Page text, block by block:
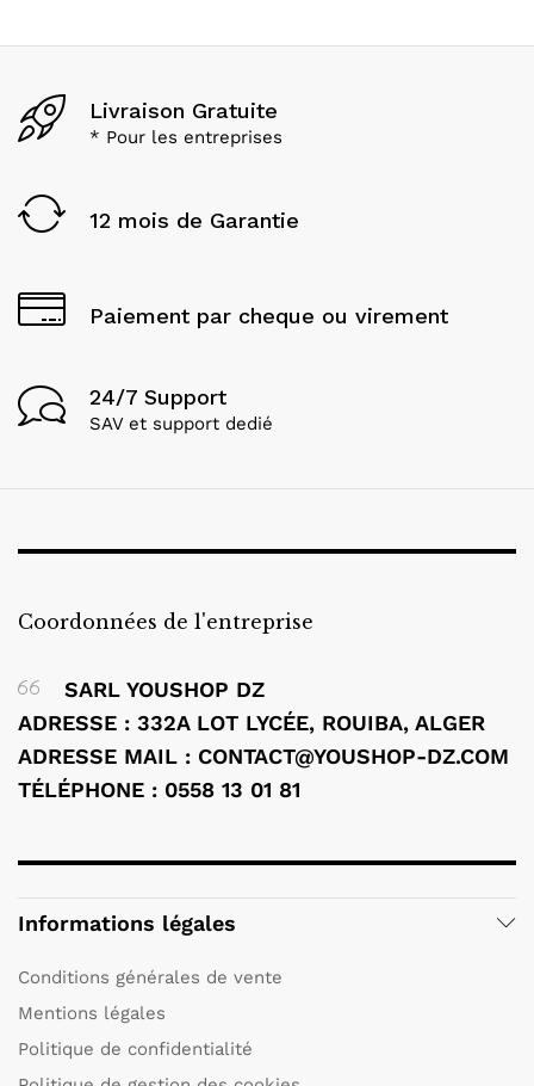
Livraison Gratuite
* Pour les entreprises
12 mois de Garantie
Paiement par cheque ou virement
24/7 Support
SAV et support dedié
Coordonnées de l'entreprise
SARL YOUSHOP DZ
ADRESSE : 332A LOT LYCÉE, ROUIBA, ALGER
ADRESSE MAIL : CONTACT@YOUSHOP-DZ.COM
TÉLÉPHONE : 0558 13 01 81
Informations légales
Conditions générales de vente
Mentions légales
Politique de confidentialité